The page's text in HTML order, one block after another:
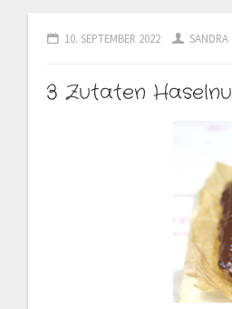
10. SEPTEMBER 2022 SANDRA
3 Zutaten